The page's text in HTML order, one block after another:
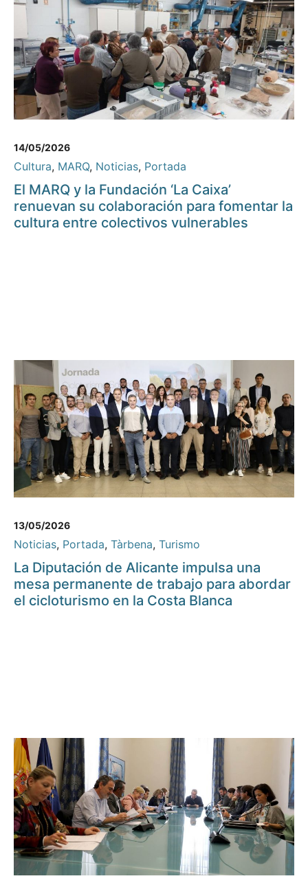
14/05/2026
Cultura, MARQ, Noticias, Portada
El MARQ y la Fundación ‘La Caixa’
renuevan su colaboración para fomentar la
cultura entre colectivos vulnerables
13/05/2026
Noticias, Portada, Tàrbena, Turismo
La Diputación de Alicante impulsa una
mesa permanente de trabajo para abordar
el cicloturismo en la Costa Blanca